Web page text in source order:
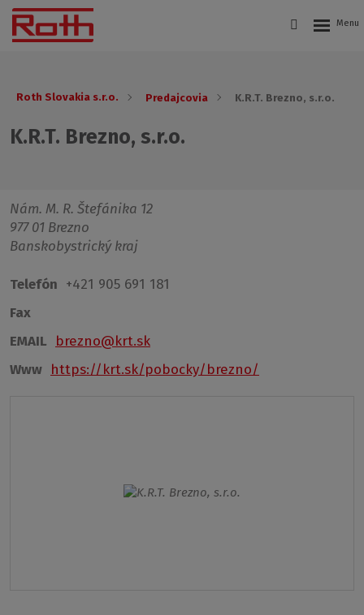
Roth Slovakia s.r.o. Predajcovia K.R.T. Brezno, s.r.o.
K.R.T. Brezno, s.r.o.
Nám. M. R. Štefánika 12
977 01 Brezno
Banskobystrický kraj
Telefón +421 905 691 181
Fax
EMAIL
brezno@krt.sk
Www https://krt.sk/pobocky/brezno/